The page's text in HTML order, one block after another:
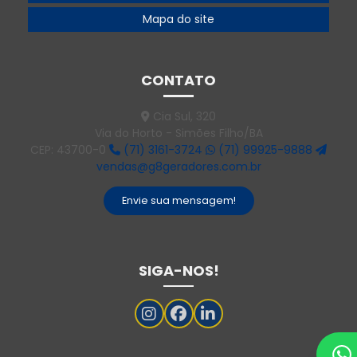
Gerador 500 kva aluguel
Gerador 55 kva preço
Gerador 550 kva
Gerador 550 kva preço
Mapa do site
CONTATO
Cia Sul, 320
Via do Horto - Simões Filho/BA
CEP: 43700-0
(71) 3161-3724
(71) 99925-9888
vendas@g8geradores.com.br
Envie sua mensagem!
SIGA-NOS!